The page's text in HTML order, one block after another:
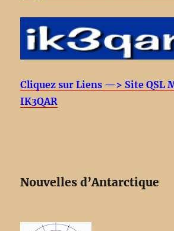
Cliquez sur Liens —> Site QSL
IK3QAR
Nouvelles d’Antarctique